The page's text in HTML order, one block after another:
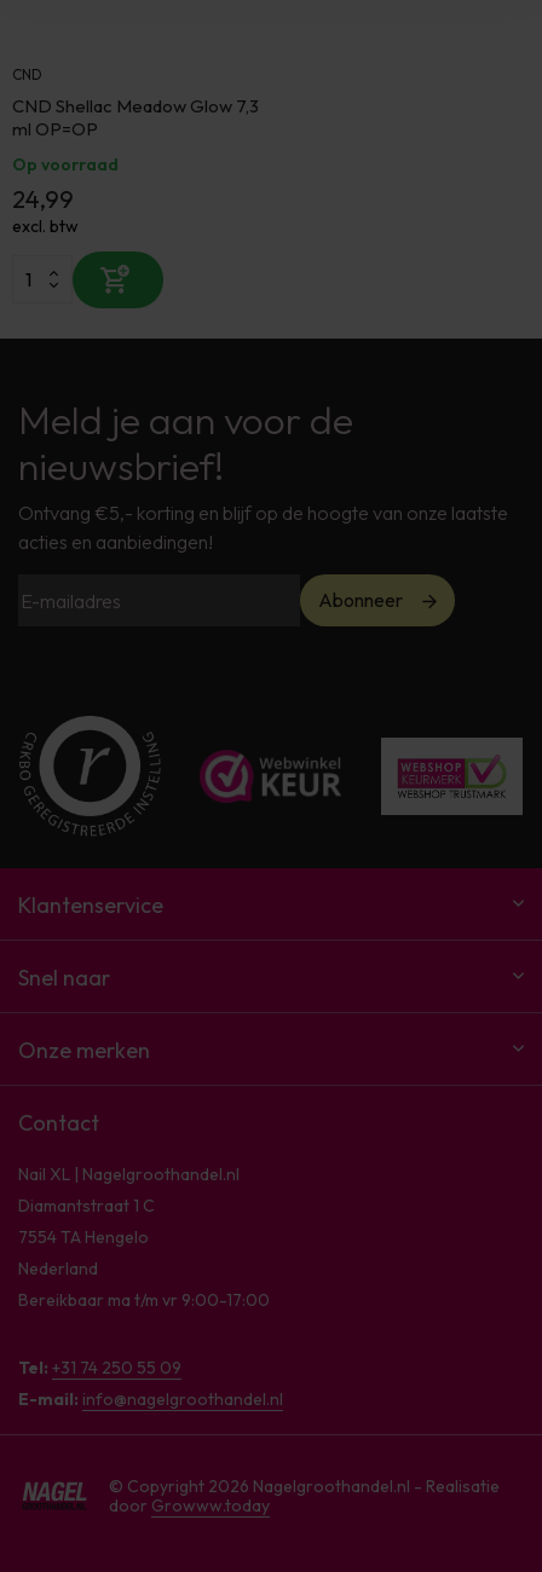
CND
CND Shellac Meadow Glow 7,3
ml OP=OP
Op voorraad
24,99
excl. btw
Meld je aan voor de
nieuwsbrief!
Ontvang €5,- korting en blijf op de hoogte van onze laatste
acties en aanbiedingen!
Abonneer
Klantenservice
Snel naar
Onze merken
Contact
Nail XL | Nagelgroothandel.nl
Diamantstraat 1 C
7554 TA Hengelo
Nederland
Bereikbaar ma t/m vr 9:00-17:00
Tel: +31 74 250 55 09
E-mail: info@nagelgroothandel.nl
© Copyright 2026 Nagelgroothandel.nl - Realisatie
door Growww.today